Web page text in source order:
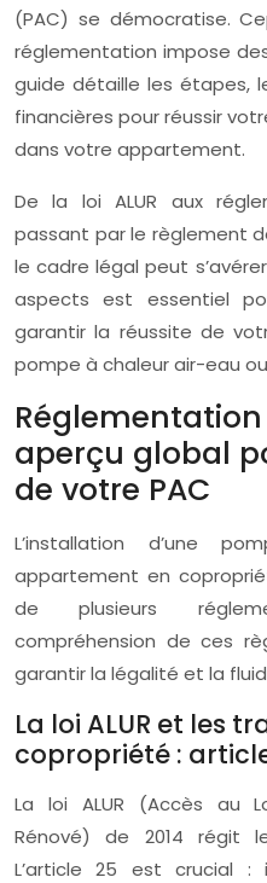
(PAC) se démocratise.
réglementation impose
guide détaille les étapes,
financières pour réussir
dans votre appartement.
De la loi ALUR aux
passant par le règlement
le cadre légal peut
aspects est essentiel
garantir la réussite de
pompe à chaleur air-eau
aperçu global
de votre PAC
L’installation d’une
appartement en
de plusieurs
compréhension de ces
garantir la légalité et la
La loi ALUR et les
copropriété :
La loi ALUR (Accès au
Rénové) de 2014 régit
L’article 25 est crucial